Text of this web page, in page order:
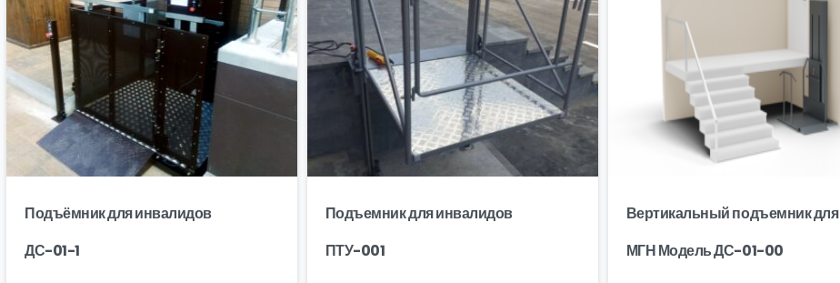
Подъёмник для инвалидов
ДС-01-1
Подъемник для инвалидов
ПТУ-001
Вертикальный подъемник для
МГН Модель ДС-01-00